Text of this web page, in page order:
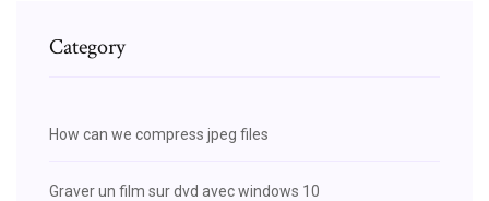
Category
How can we compress jpeg files
Graver un film sur dvd avec windows 10